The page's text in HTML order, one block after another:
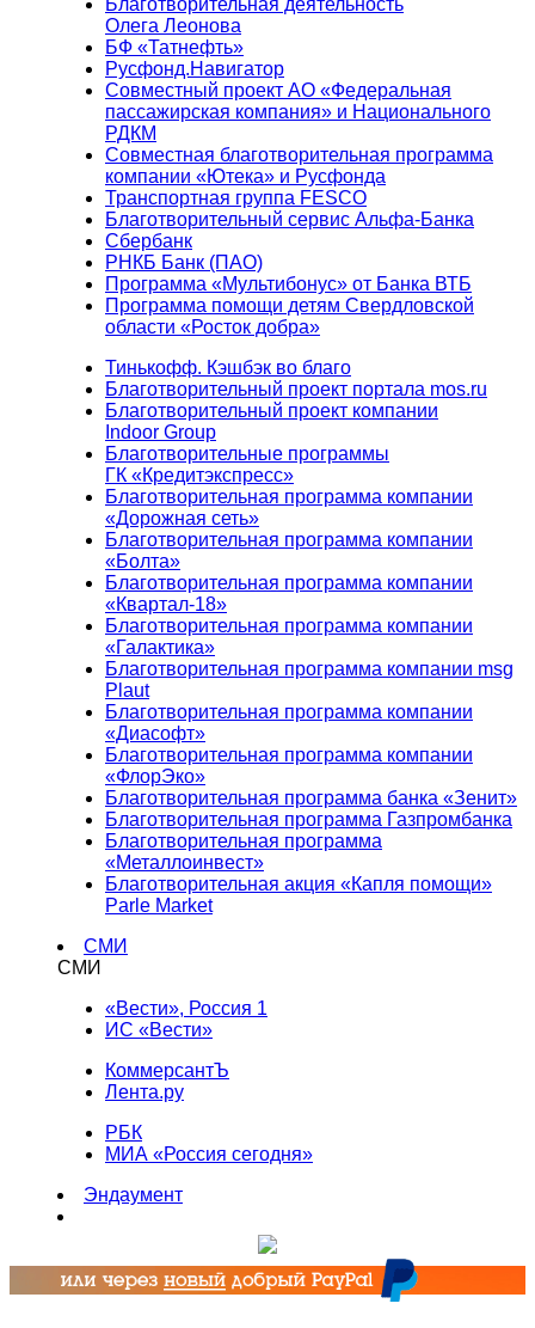
Благотворительная деятельность
Олега Леонова
БФ «Татнефть»
Русфонд.Навигатор
Совместный проект АО «Федеральная
пассажирская компания» и Национального
РДКМ
Совместная благотворительная программа
компании «Ютека» и Русфонда
Транспортная группа FESCO
Благотворительный сервис Альфа-Банка
Сбербанк
РНКБ Банк (ПАО)
Программа «Мультибонус» от Банка ВТБ
Программа помощи детям Свердловской
области «Росток добра»
Тинькофф. Кэшбэк во благо
Благотворительный проект портала mos.ru
Благотворительный проект компании
Indoor Group
Благотворительные программы
ГК «Кредитэкспресс»
Благотворительная программа компании
«Дорожная сеть»
Благотворительная программа компании
«Болта»
Благотворительная программа компании
«Квартал-18»
Благотворительная программа компании
«Галактика»
Благотворительная программа компании msg
Plaut
Благотворительная программа компании
«Диасофт»
Благотворительная программа компании
«ФлорЭко»
Благотворительная программа банка «Зенит»
Благотворительная программа Газпромбанка
Благотворительная программа
«Металлоинвест»
Благотворительная акция «Капля помощи»
Parle Market
СМИ
СМИ
«Вести», Россия 1
ИС «Вести»
КоммерсантЪ
Лента.ру
РБК
МИА «Россия сегодня»
Эндаумент